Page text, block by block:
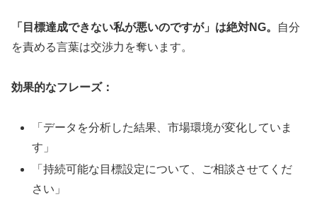
「目標達成できない私が悪いのですが」は絶対NG。
自分
を責める言葉は交渉力を奪います。
効果的なフレーズ：
「データを分析した結果、市場環境が変化していま
す」
「持続可能な目標設定について、ご相談させてくだ
さい」